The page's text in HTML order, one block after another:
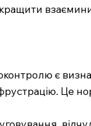
є
фрустрацію. Це